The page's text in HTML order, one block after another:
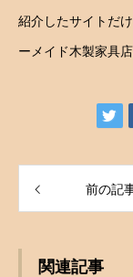
紹介したサイトだ
ーメイド木製家具
前の記
関連記事